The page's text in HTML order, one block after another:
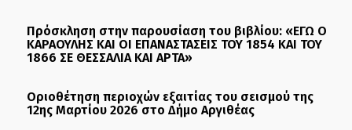
Πρόσκληση στην παρουσίαση του βιβλίου: «ΕΓΩ Ο
ΚΑΡΑΟΥΛΗΣ ΚΑΙ ΟΙ ΕΠΑΝΑΣΤΑΣΕΙΣ ΤΟΥ 1854 ΚΑΙ ΤΟΥ
1866 ΣΕ ΘΕΣΣΑΛΙΑ ΚΑΙ ΑΡΤΑ»
Οριοθέτηση περιοχών εξαιτίας του σεισμού της
12ης Μαρτίου 2026 στο Δήμο Αργιθέας